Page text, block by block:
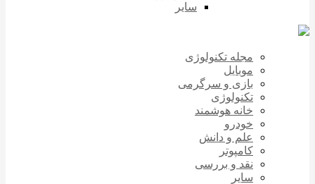
سایر
مجله تکنولوژی
موبایل
بازی و سرگرمی
تکنولوژی
خانه هوشمند
خودرو
علم و دانش
کامپوتر
نقد و بررسی
سایر